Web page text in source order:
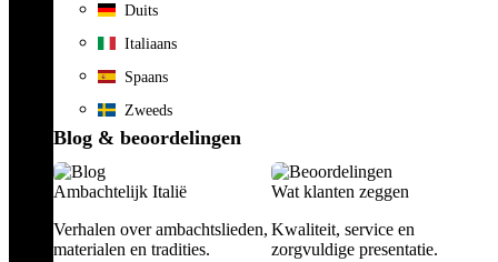
Duits
Italiaans
Spaans
Zweeds
Blog & beoordelingen
Ambachtelijk Italië
Verhalen over ambachtslieden,
materialen en tradities.
Wat klanten zeggen
Kwaliteit, service en
zorgvuldige presentatie.